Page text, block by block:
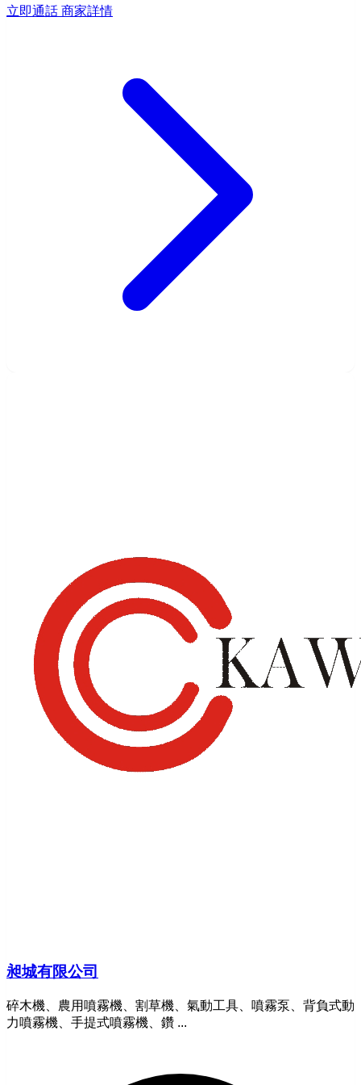
立即通話 商家詳情
昶城有限公司
碎木機、農用噴霧機、割草機、氣動工具、噴霧泵、背負式動
力噴霧機、手提式噴霧機、鑽 ...